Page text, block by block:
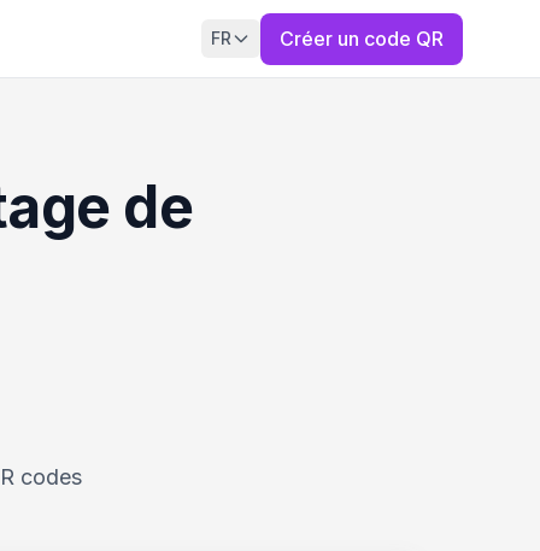
FR Créer un code QR
de
codes